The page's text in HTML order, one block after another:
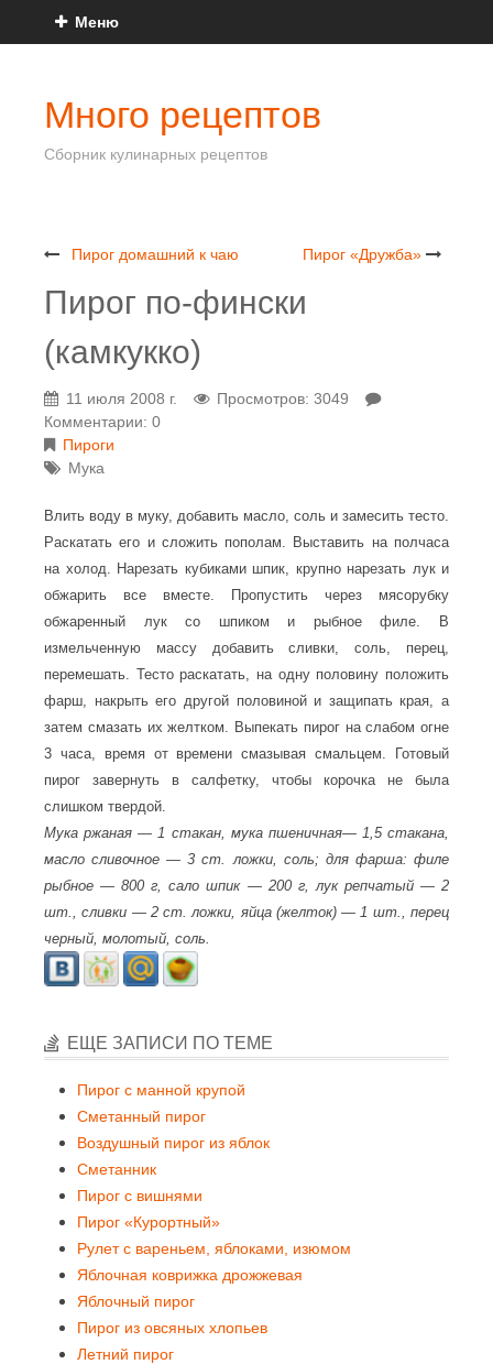
Меню
Много рецептов
Сборник кулинарных рецептов
Пирог домашний к чаю Пирог «Дружба»
Пирог по-фински
(камкукко)
11 июля 2008 г.
Просмотров: 3049
Комментарии: 0
Пироги
Мука
Влить воду в муку, добавить масло, соль и замесить тесто.
Раскатать его и сложить пополам. Выставить на полчаса
на холод. Нарезать кубиками шпик, крупно нарезать лук и
обжарить все вместе. Пропустить через мясорубку
обжаренный лук со шпиком и рыбное филе. В
измельченную массу добавить сливки, соль, перец,
перемешать. Тесто раскатать, на одну половину положить
фарш, накрыть его другой половиной и защипать края, а
затем смазать их желтком. Выпекать пирог на слабом огне
3 часа, время от времени смазывая смальцем. Готовый
пирог завернуть в салфетку, чтобы корочка не была
слишком твердой.
Мука ржаная — 1 стакан, мука пшеничная— 1,5 стакана,
масло сливочное — 3 ст. ложки, соль; для фарша: филе
рыбное — 800 г, сало шпик — 200 г, лук репчатый — 2
шт., сливки — 2 ст. ложки, яйца (желток) — 1 шт., перец
черный, молотый, соль.
ЕЩЕ ЗАПИСИ ПО ТЕМЕ
Пирог с манной крупой
Сметанный пирог
Воздушный пирог из яблок
Сметанник
Пирог с вишнями
Пирог «Курортный»
Рулет с вареньем, яблоками, изюмом
Яблочная коврижка дрожжевая
Яблочный пирог
Пирог из овсяных хлопьев
Летний пирог